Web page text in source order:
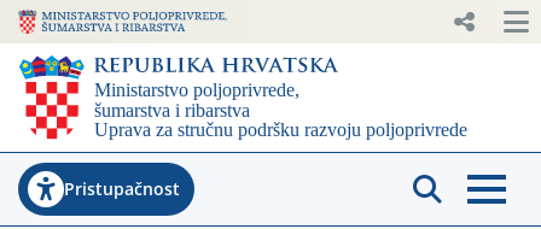
Pristupačnost